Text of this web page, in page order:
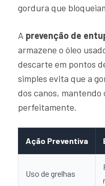
gordura que
A prevenção de
armazene o óleo
descarte em pontos
simples evita que a
dos canos,
perfeitamente.
Ação Preventiva
Uso de grelhas